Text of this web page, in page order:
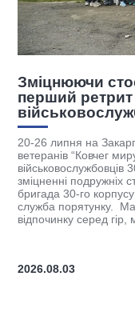
провела
відновлення для
ретрит для
їх родин з акцентом на
заходу – 35-та
ЗСУ і Християнська
Карпат, база
чисте повітря й […]